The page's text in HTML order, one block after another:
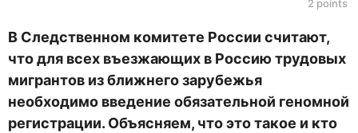
2 points
В Следственном комитете России считают,
что для всех въезжающих в Россию трудовых
мигрантов из ближнего зарубежья
необходимо введение обязательной геномной
регистрации. Объясняем, что это такое и кто